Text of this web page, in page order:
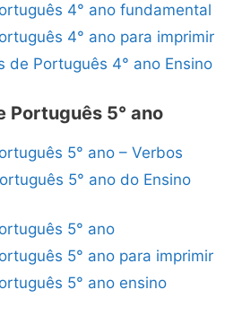
4° ano fundamental
4° ano para imprimir
de Português 4° ano Ensino
Português 5° ano
5° ano – Verbos
5° ano do Ensino
5° ano
5° ano para imprimir
5° ano ensino